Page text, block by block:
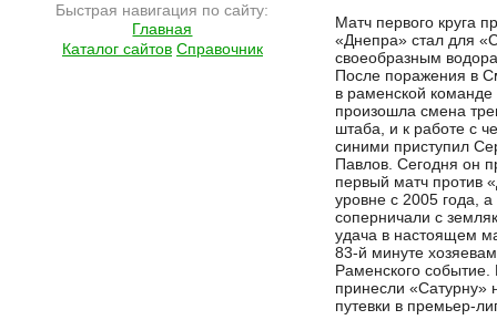
Быстрая навигация по сайту:
Главная
Каталог сайтов Справочник
Матч первого круга
«Днепра» стал для
своеобразным
После поражения в
в раменской команде
произошла смена
штаба, и к работе с
синими приступил
Павлов. Сегодня он
первый матч против
уровне с 2005 года,
соперничали с
удача в настоящем
83-й минуте
Раменского
принесли «Сатурну»
путевки в премьер-